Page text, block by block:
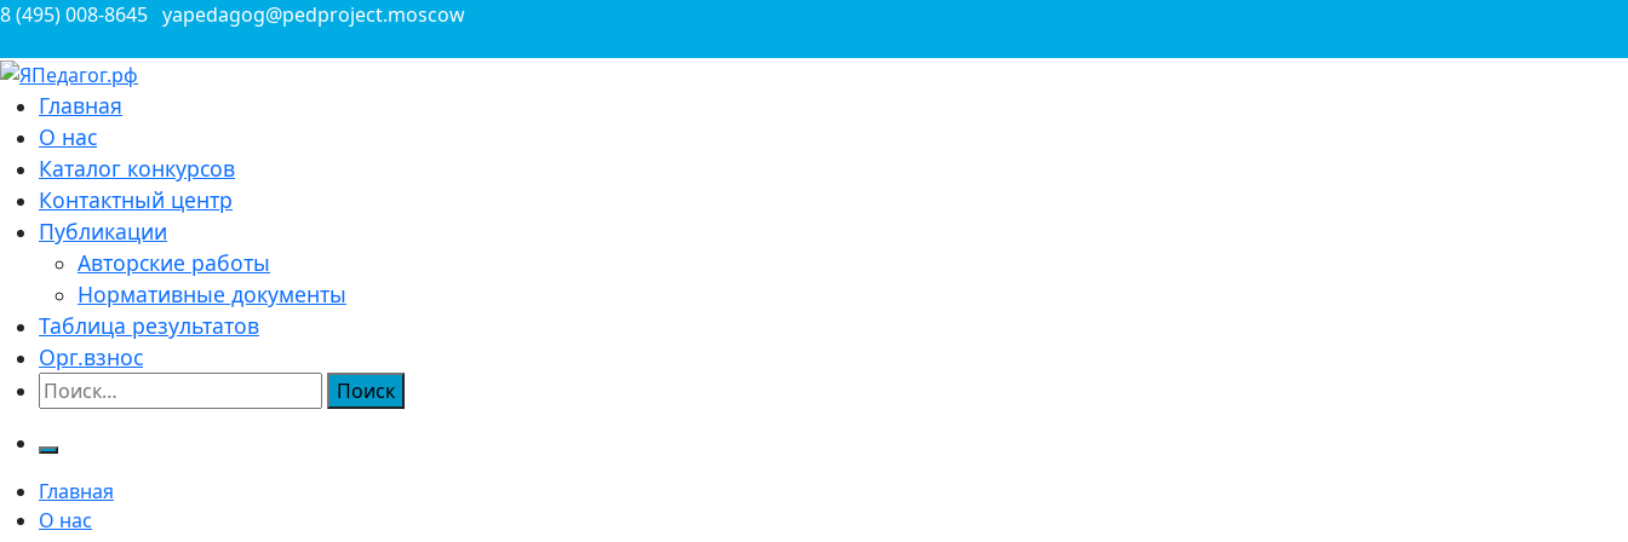
Перейти
содержимому
8 (495) 008-8645 yapedagog@pedproject.moscow
ЯПедагог.рф
Всероссийские конкурсы для педагогов
Главная
О нас
Каталог конкурсов
Контактный центр
Публикации
Авторские работы
Нормативные документы
Таблица результатов
Орг.взнос
Найти:
Главная
О нас